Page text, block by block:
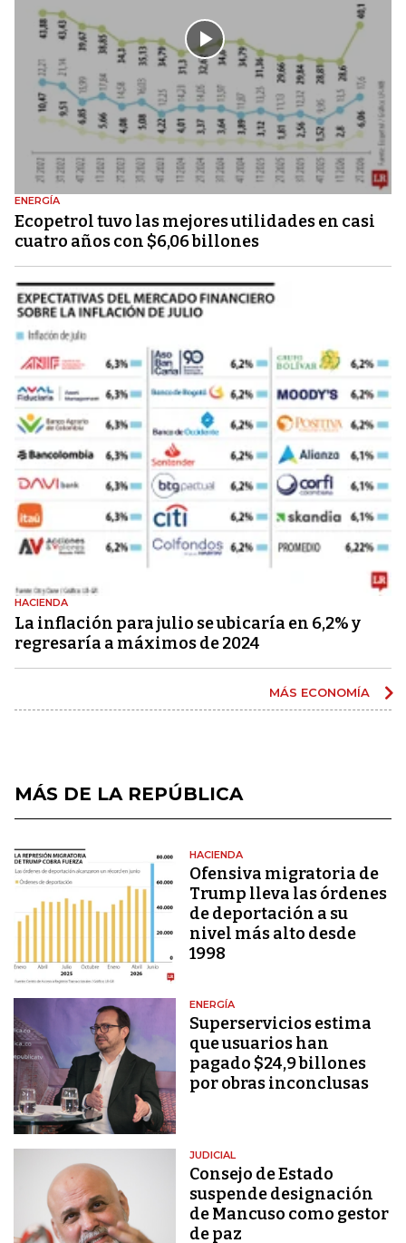
ENERGÍA
Ecopetrol tuvo las mejores utilidades en casi
cuatro años con $6,06 billones
HACIENDA
La inflación para julio se ubicaría en 6,2% y
regresaría a máximos de 2024
MÁS ECONOMÍA
MÁS DE LA REPÚBLICA
HACIENDA
Ofensiva migratoria de
Trump lleva las órdenes
de deportación a su
nivel más alto desde
1998
ENERGÍA
Superservicios estima
que usuarios han
pagado $24,9 billones
por obras inconclusas
JUDICIAL
Consejo de Estado
suspende designación
de Mancuso como gestor
de paz